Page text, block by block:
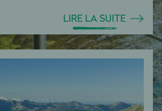
LIRE LA SUITE